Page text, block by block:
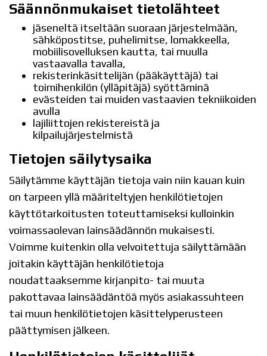
Säännönmukaiset tietolähteet
jäseneltä itseltään suoraan järjestelmään,
sähköpostitse, puhelimitse, lomakkeella,
mobiilisovelluksen kautta, tai muulla
vastaavalla tavalla,
rekisterinkäsittelijän (pääkäyttäjä) tai
toimihenkilön (ylläpitäjä) syöttäminä
evästeiden tai muiden vastaavien tekniikoiden
avulla
lajiliittojen rekistereistä ja
kilpailujärjestelmistä
Tietojen säilytysaika
Säilytämme käyttäjän tietoja vain niin kauan kuin
on tarpeen yllä määriteltyjen henkilötietojen
käyttötarkoitusten toteuttamiseksi kulloinkin
voimassaolevan lainsäädännön mukaisesti.
Voimme kuitenkin olla velvoitettuja säilyttämään
joitakin käyttäjän henkilötietoja
noudattaaksemme kirjanpito- tai muuta
pakottavaa lainsäädäntöä myös asiakassuhteen
tai muun henkilötietojen käsittelyperusteen
päättymisen jälkeen.